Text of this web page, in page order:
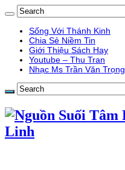
Sống Với Thánh Kinh
Chia Sẻ Niềm Tin
Giới Thiệu Sách Hay
Youtube – Thu Tran
Nhạc Ms Trần Văn Trọng
Linh